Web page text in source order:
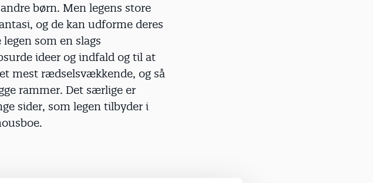
børn. Men legens store
og de kan udforme deres
som en slags
ideer og indfald og til at
mest rædselsvækkende, og så
rammer. Det særlige er
sider, som legen tilbyder i